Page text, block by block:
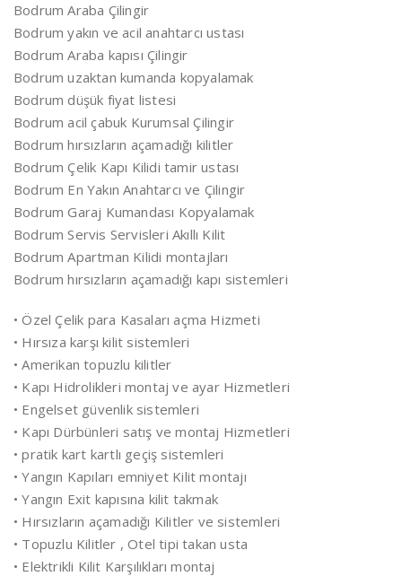
Bodrum Araba Çilingir
Bodrum yakın ve acil anahtarcı ustası
Bodrum Araba kapısı Çilingir
Bodrum uzaktan kumanda kopyalamak
Bodrum düşük fiyat listesi
Bodrum acil çabuk Kurumsal Çilingir
Bodrum hırsızların açamadığı kilitler
Bodrum Çelik Kapı Kilidi tamir ustası
Bodrum En Yakın Anahtarcı ve Çilingir
Bodrum Garaj Kumandası Kopyalamak
Bodrum Servis Servisleri Akıllı Kilit
Bodrum Apartman Kilidi montajları
Bodrum hırsızların açamadığı kapı sistemleri
• Özel Çelik para Kasaları açma Hizmeti
• Hırsıza karşı kilit sistemleri
• Amerikan topuzlu kilitler
• Kapı Hidrolikleri montaj ve ayar Hizmetleri
• Engelset güvenlik sistemleri
• Kapı Dürbünleri satış ve montaj Hizmetleri
• pratik kart kartlı geçiş sistemleri
• Yangın Kapıları emniyet Kilit montajı
• Yangın Exit kapısına kilit takmak
• Hırsızların açamadığı Kilitler ve sistemleri
• Topuzlu Kilitler , Otel tipi takan usta
• Elektrikli Kilit Karşılıkları montaj